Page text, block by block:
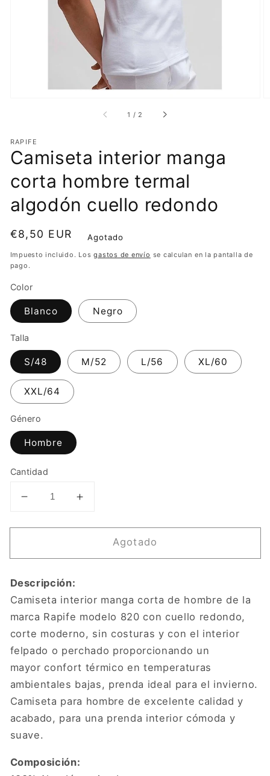
vista
1 /de
2
RAPIFE
Camiseta interior manga
corta hombre termal
algodón cuello redondo
Precio
habitual
€8,50 EUR Agotado
Impuesto incluido. Losgastos de envío se calculan en la pantalla de
pago.
Color
Blanco Negro
Talla
S/48 M/52 L/56 XL/60
XXL/64
Género
Hombre
Cantidad
Reducir
para
interior
corta
hombre
termal
algodón
cuello
redondo
Aumentar
para
Camiseta
interior
hombre
termal
algodón
cuello
redondo
Agotado
Descripción:
Camiseta interior manga corta de hombre de la
marca Rapife modelo 820 con cuello redondo,
corte moderno, sin costuras y con el interior
felpado o perchado proporcionando un
mayor confort térmico en temperaturas
ambientales bajas, prenda ideal para el invierno.
Camiseta para hombre de excelente calidad y
acabado, para una prenda interior cómoda y
suave.
Composición: